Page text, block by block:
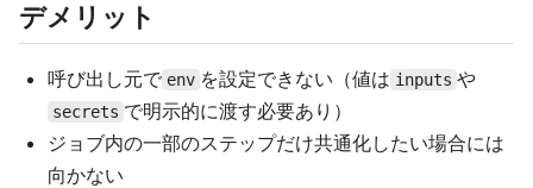
デメリット
呼び出し元で env を設定できない（値は inputs や
secrets で明示的に渡す必要あり）
ジョブ内の一部のステップだけ共通化したい場合には
向かない